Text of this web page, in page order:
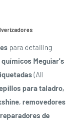
para detailing
Meguiar's
(All
para taladro,
, removedores
de